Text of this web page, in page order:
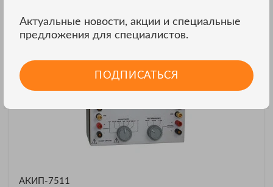
ЗАКАЗАТЬ В ОДИН КЛИК
АКИП-7511
Актуальные новости, акции и специальные
предложения для специалистов.
ПОДПИСАТЬСЯ